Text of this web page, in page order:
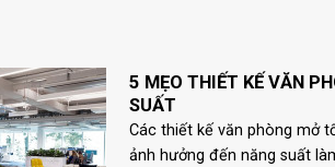
5 MẸO THIẾT KẾ VĂN
SUẤT
Các thiết kế văn phòng mở
ảnh hưởng đến năng suất